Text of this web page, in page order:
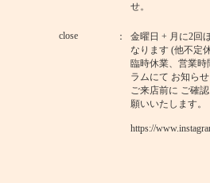
せ。
close
金曜日 + 月に2回
なります (他不定
臨時休業、営業
ラムにて お知らせ
ご来店前に ご確
願いいたします。
https://